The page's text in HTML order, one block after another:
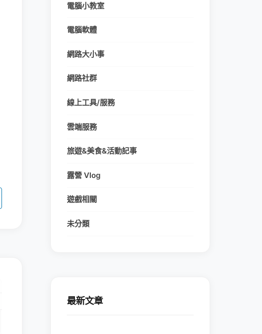
電腦小教室
電腦軟體
網路大小事
網路社群
線上工具/服務
雲端服務
旅遊&美食&活動記事
露營 Vlog
遊戲相關
未分類
最新文章